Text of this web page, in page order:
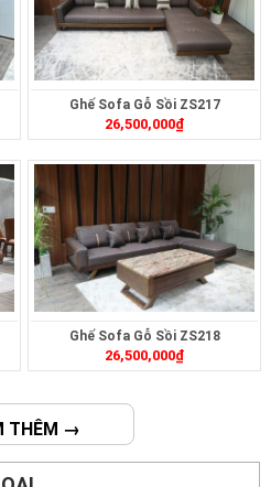
Ghế Sofa Gỗ Sồi ZS217
26,500,000₫
Ghế Sofa Gỗ Sồi ZS218
26,500,000₫
THÊM →